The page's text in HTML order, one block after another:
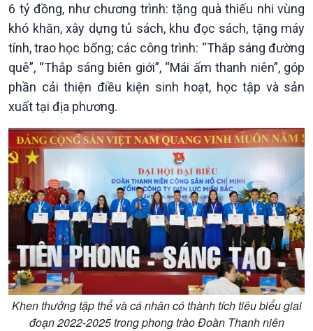
Chính trị
Tin Chính trị
Chính phủ với người dân
Quốc hội với cử tri
Xây dựng đảng
Đảng trong cuộc sống
Nhận diện sự thật
Pháp luật và đời sống
Thế giới
Tin thế giới
Vấn đề quốc tế
Thế giới & Việt Nam
Biên cương - Một dải vững
bền
6 tỷ đồng, như chương trình: tặng quà thiếu nhi vùng
khó khăn, xây dựng tủ sách, khu đọc sách, tặng máy
tính, trao học bổng; các công trình: “Thắp sáng đường
quê”, “Thắp sáng biên giới”, “Mái ấm thanh niên”, góp
phần cải thiện điều kiện sinh hoạt, học tập và sản
xuất tại địa phương.
Khen thưởng tập thể và cá nhân có thành tích tiêu biểu giai
đoạn 2022-2025 trong phong trào Đoàn Thanh niên